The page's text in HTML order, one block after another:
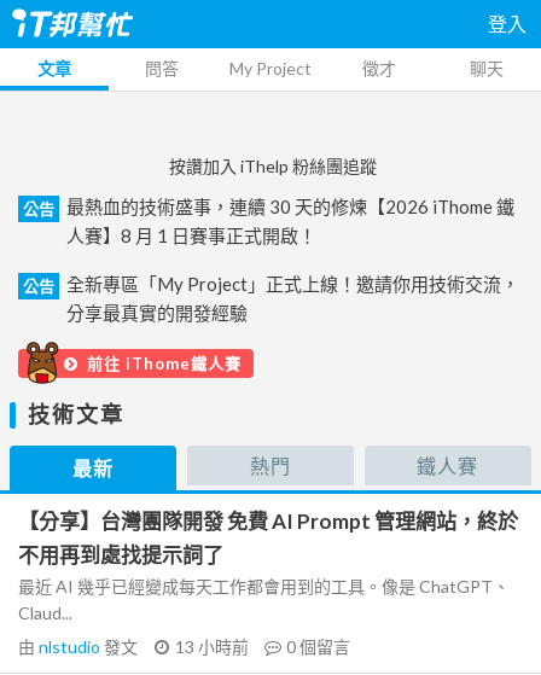
登入
文章 問答 My Project 徵才 聊天
按讚加入 iThelp 粉絲團追蹤
公告
最熱血的技術盛事，連續 30 天的修煉【2026 iThome 鐵
人賽】8 月 1 日賽事正式開啟！
公告
全新專區「My Project」正式上線！邀請你用技術交流，
分享最真實的開發經驗
前往 iThome鐵人賽
技術文章
最新 熱門 鐵人賽
【分享】台灣團隊開發 免費 AI Prompt 管理網站，終於
不用再到處找提示詞了
最近 AI 幾乎已經變成每天工作都會用到的工具。像是 ChatGPT、
Claud...
由 nlstudio 發文 13 小時前 0個留言